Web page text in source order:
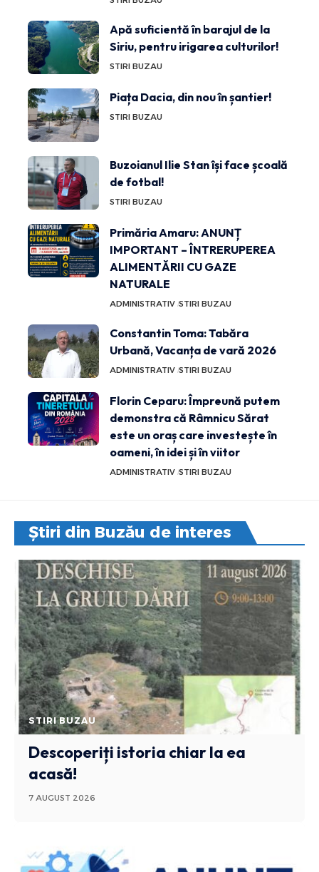
Apă suficientă în barajul de la
Siriu, pentru irigarea culturilor!
STIRI BUZAU
Piața Dacia, din nou în șantier!
STIRI BUZAU
Buzoianul Ilie Stan își face școală
de fotbal!
STIRI BUZAU
Primăria Amaru: ANUNȚ
IMPORTANT – ÎNTRERUPEREA
ALIMENTĂRII CU GAZE
NATURALE
ADMINISTRATIV STIRI BUZAU
Constantin Toma: Tabăra
Urbană, Vacanța de vară 2026
ADMINISTRATIV STIRI BUZAU
Florin Ceparu: Împreună putem
demonstra că Râmnicu Sărat
este un oraș care investește în
oameni, în idei și în viitor
ADMINISTRATIV STIRI BUZAU
Știri din Buzău de interes
STIRI BUZAU
Descoperiți istoria chiar la ea
acasă!
7 AUGUST 2026